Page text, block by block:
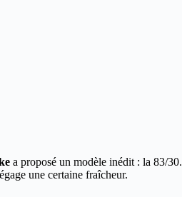
a proposé un modèle inédit : la 83/30.
une certaine fraîcheur.